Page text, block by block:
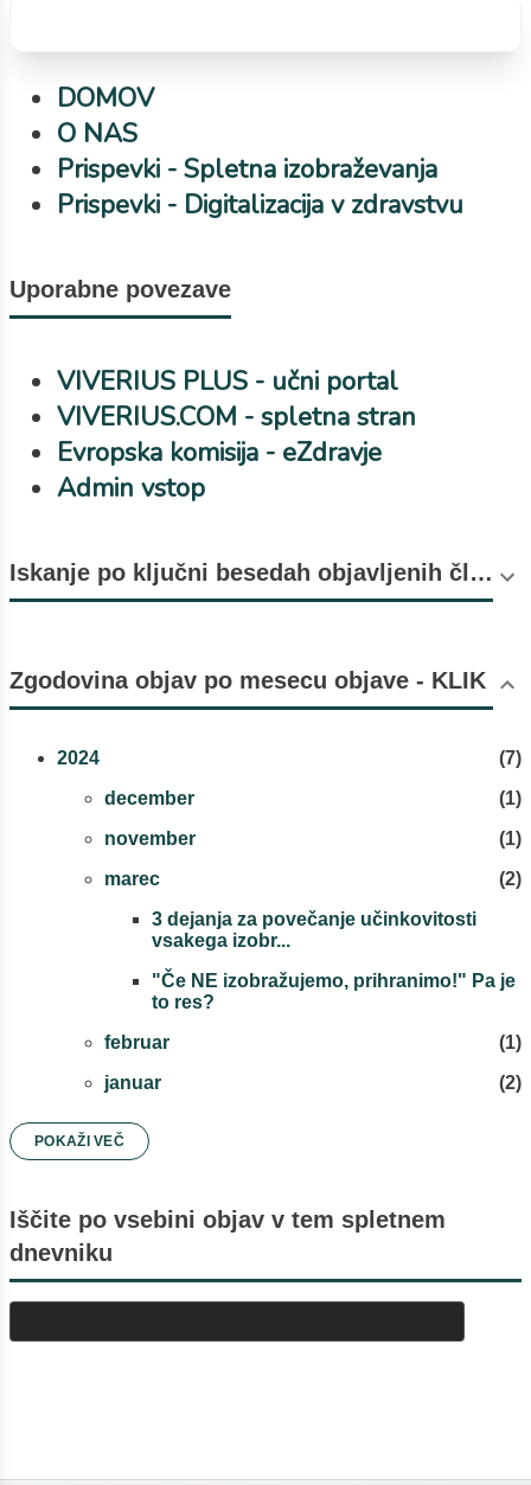
DOMOV
O NAS
Prispevki - Spletna izobraževanja
Prispevki - Digitalizacija v zdravstvu
Uporabne povezave
VIVERIUS PLUS - učni portal
VIVERIUS.COM - spletna stran
Evropska komisija - eZdravje
Admin vstop
Iskanje po ključni besedah objavljenih člankov (število objav v oklepaju).
Zgodovina objav po mesecu objave - KLIK
2024
7
december
1
november
1
marec
2
3 dejanja za povečanje učinkovitosti
vsakega izobr...
"Če NE izobražujemo, prihranimo!" Pa je
to res?
februar
1
januar
2
2023
september
maj
april
POKAŽI VEČ
Iščite po vsebini objav v tem spletnem
dnevniku